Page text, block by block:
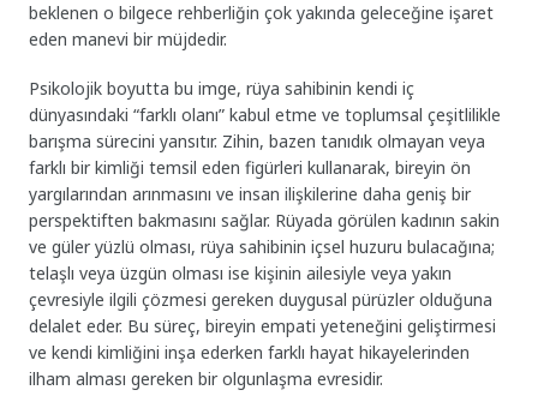
beklenen o bilgece rehberliğin çok yakında geleceğine işaret
eden manevi bir müjdedir.
Psikolojik boyutta bu imge, rüya sahibinin kendi iç
dünyasındaki “farklı olanı” kabul etme ve toplumsal çeşitlilikle
barışma sürecini yansıtır. Zihin, bazen tanıdık olmayan veya
farklı bir kimliği temsil eden figürleri kullanarak, bireyin ön
yargılarından arınmasını ve insan ilişkilerine daha geniş bir
perspektiften bakmasını sağlar. Rüyada görülen kadının sakin
ve güler yüzlü olması, rüya sahibinin içsel huzuru bulacağına;
telaşlı veya üzgün olması ise kişinin ailesiyle veya yakın
çevresiyle ilgili çözmesi gereken duygusal pürüzler olduğuna
delalet eder. Bu süreç, bireyin empati yeteneğini geliştirmesi
ve kendi kimliğini inşa ederken farklı hayat hikayelerinden
ilham alması gereken bir olgunlaşma evresidir.